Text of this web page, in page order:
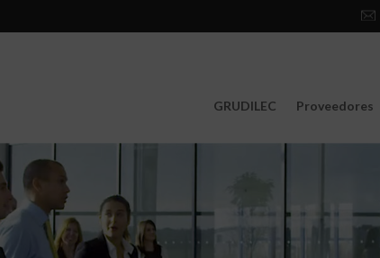
GRUDILEC Proveedores